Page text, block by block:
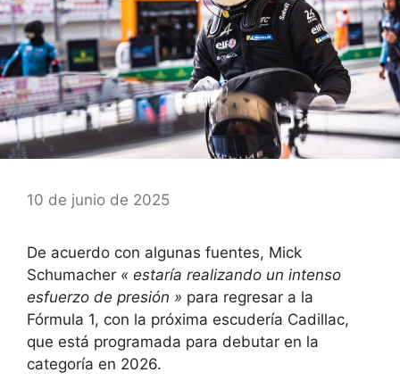
10 de junio de 2025
De acuerdo con algunas fuentes, Mick
Schumacher « estaría realizando un intenso
esfuerzo de presión » para regresar a la
Fórmula 1, con la próxima escudería Cadillac,
que está programada para debutar en la
categoría en 2026.